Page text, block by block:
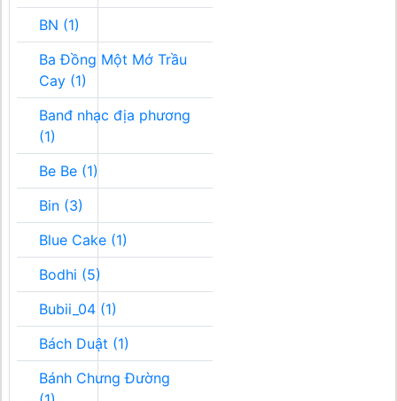
BN (1)
Ba Đồng Một Mớ Trầu
Cay (1)
Banđ nhạc địa phương
(1)
Be Be (1)
Bin (3)
Blue Cake (1)
Bodhi (5)
Bubii_04 (1)
Bách Duật (1)
Bánh Chưng Đường